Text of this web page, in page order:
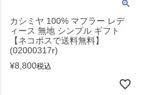
カシミヤ 100% マフラー レデ
ィース 無地 シンプル ギフト
【ネコポスで送料無料】
(02000317r)
¥8,800税込